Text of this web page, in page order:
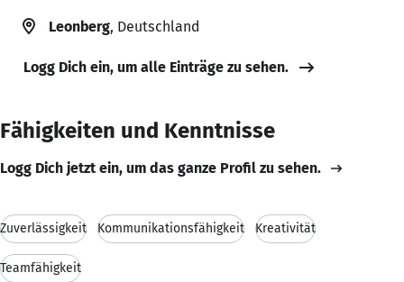
Leonberg, Deutschland
Logg Dich ein, um alle Einträge zu sehen.
Fähigkeiten und Kenntnisse
Logg Dich jetzt ein, um das ganze Profil zu sehen.
Zuverlässigkeit Kommunikationsfähigkeit Kreativität
Teamfähigkeit